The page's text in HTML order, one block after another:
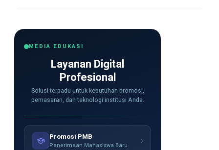
MEDIA EDUKASI
Layanan Digital
Profesional
Solusi terpadu untuk kebutuhan promosi,
pemasaran, dan teknologi institusi Anda.
Promosi PMB
Penerimaan Mahasiswa Baru ›